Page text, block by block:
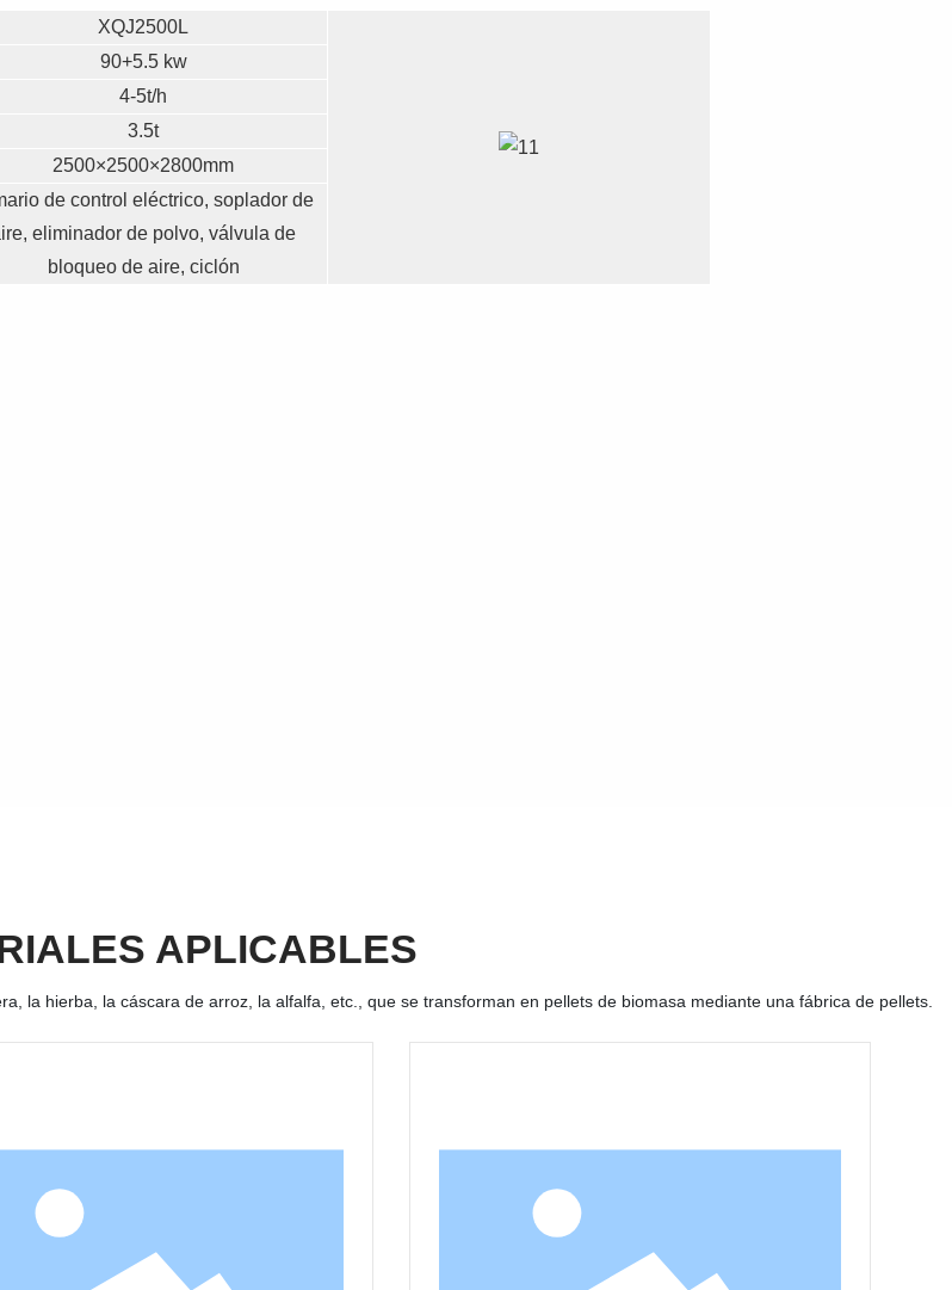
XQJ2500L
90+5.5 kw
4-5t/h
3.5t
2500×2500×2800mm
de control eléctrico, soplador de
eliminador de polvo, válvula de
bloqueo de aire, ciclón
APLICABLES
la hierba, la cáscara de arroz, la alfalfa, etc., que se transforman en pellets de biomasa mediante una fábrica de pellets.